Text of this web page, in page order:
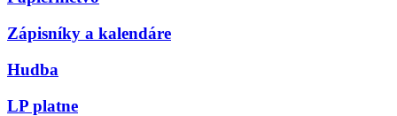
Zápisníky a kalendáre
Hudba
LP platne